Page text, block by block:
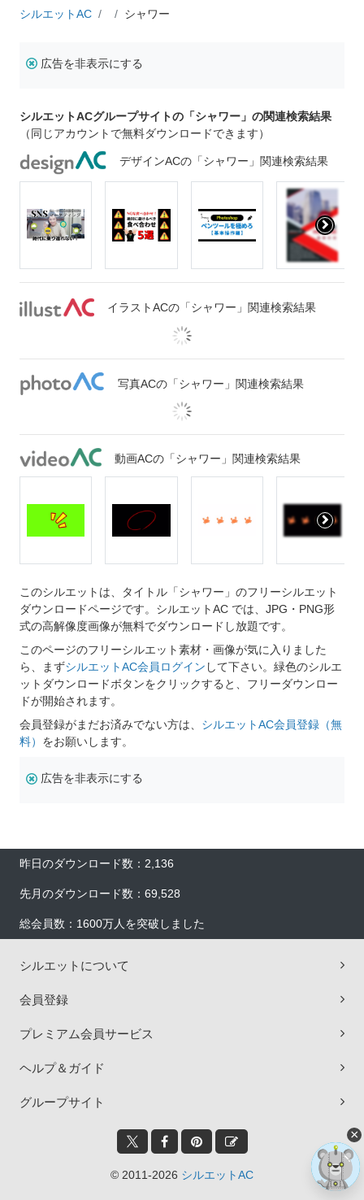
シルエットAC シャワー
広告を非表示にする
シルエットACグループサイトの「シャワー」の関連検索結果
（同じアカウントで無料ダウンロードできます）
デザインACの「シャワー」関連検索結果
イラストACの「シャワー」関連検索結果
写真ACの「シャワー」関連検索結果
動画ACの「シャワー」関連検索結果
このシルエットは、タイトル「シャワー」のフリーシルエット
ダウンロードページです。シルエットAC では、JPG・PNG形
式の高解像度画像が無料でダウンロードし放題です。
このページのフリーシルエット素材・画像が気に入りました
ら、まずシルエットAC会員ログイン して下さい。緑色のシルエ
ットダウンロードボタンをクリックすると、フリーダウンロー
ドが開始されます。
会員登録がまだお済みでない方は、 シルエットAC会員登録（無
料） をお願いします。
広告を非表示にする
昨日のダウンロード数：2,136
先月のダウンロード数：69,528
総会員数：1600万人を突破しました
シルエットについて
会員登録
プレミアム会員サービス
ヘルプ＆ガイド
グループサイト
© 2011-2026 シルエットAC
×